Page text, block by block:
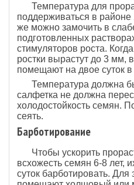
Температура для
поддерживаться в
же можно замочить в
подготовленных
стимуляторов роста.
ростки вырастут до 3 мм,
помещают на двое суток в
Температура должна
салфетка не должна
холодостойкость семян.
сеять.
Барботирование
Чтобы ускорить
всхожесть семян 6-8 лет,
суток барботировать. Для